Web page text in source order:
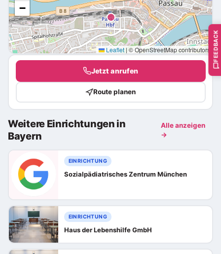
−
Leaflet | © OpenStreetMap contributors
Jetzt anrufen
Route planen
Weitere Einrichtungen in
Bayern
Alle anzeigen
→
EINRICHTUNG
Sozialpädiatrisches Zentrum München
EINRICHTUNG
Haus der Lebenshilfe GmbH
FEEDBACK